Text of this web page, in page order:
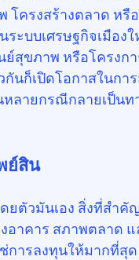
โครงสร้างตลาด หรื
ะบบเศรษฐกิจเมืองใ
ย์สุขภาพ หรือโครงก
นก็เปิดโอกาสในการ
ลายกรณีกลายเป็นท
ย์สิน
ตัวมันเอง สิ่งที่สำคั
อาคาร สภาพตลาด แ
การลงทุนให้มากที่สุ